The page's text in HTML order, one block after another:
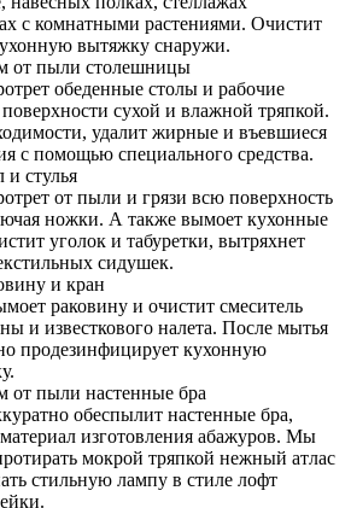
с комнатными растениями. Очистит
вытяжку снаружи.
от пыли столешницы
обеденные столы и рабочие
сухой и влажной тряпкой.
удалит жирные и въевшиеся
с помощью специального средства.
стулья
от пыли и грязи всю поверхность
ножки. А также вымоет кухонные
уголок и табуретки, вытряхнет
сидушек.
и кран
раковину и очистит смеситель
и известкового налета. После мытья
продезинфицирует кухонную
от пыли настенные бра
обеспылит настенные бра,
изготовления абажуров. Мы
мокрой тряпкой нежный атлас
стильную лампу в стиле лофт